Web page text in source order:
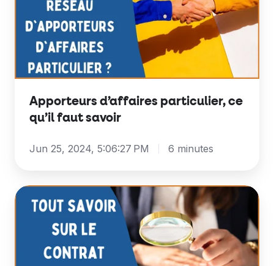
qu’il
savoir
Apporteurs d’affaires particulier, ce
qu’il faut savoir
Jun 25, 2024, 5:06:27 PM 6 minutes
Contrat
d’apporteur
d’affaires
quelles